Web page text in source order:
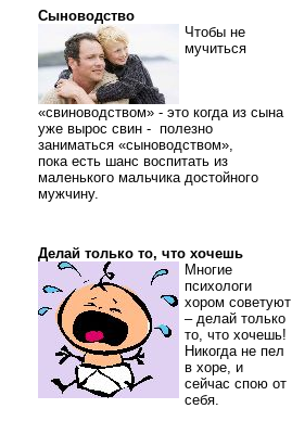
Сыноводство
Чтобы не
мучиться
«свиноводством» - это когда из сына
уже вырос свин - полезно
заниматься «сыноводством»,
пока есть шанс воспитать из
маленького мальчика достойного
мужчину.
Делай только то, что хочешь
Многие
психологи
хором советуют
– делай только
то, что хочешь!
Никогда не пел
в хоре, и
сейчас спою от
себя.